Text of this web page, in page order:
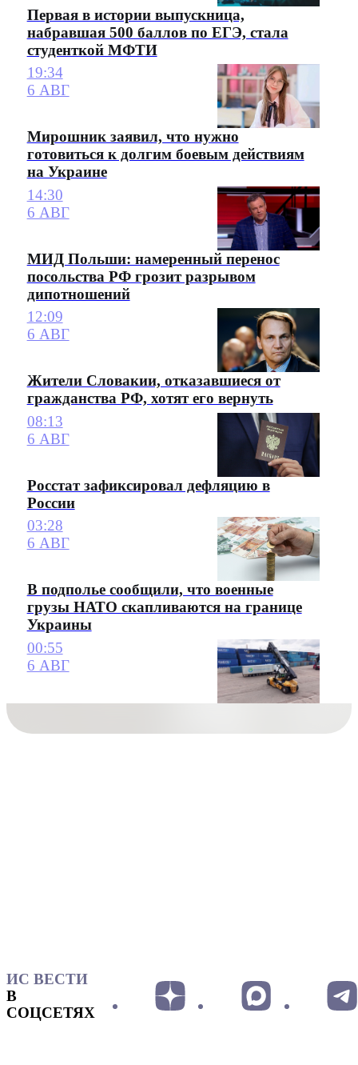
Первая в истории выпускница,
набравшая 500 баллов по ЕГЭ, стала
студенткой МФТИ
19:34
6 АВГ
Мирошник заявил, что нужно
готовиться к долгим боевым действиям
на Украине
14:30
6 АВГ
МИД Польши: намеренный перенос
посольства РФ грозит разрывом
дипотношений
12:09
6 АВГ
Жители Словакии, отказавшиеся от
гражданства РФ, хотят его вернуть
08:13
6 АВГ
Росстат зафиксировал дефляцию в
России
03:28
6 АВГ
В подполье сообщили, что военные
грузы НАТО скапливаются на границе
Украины
00:55
6 АВГ
ИС ВЕСТИ
В
СОЦСЕТЯХ